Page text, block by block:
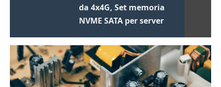
da 4x4G, Set memoria
NVME SATA per server